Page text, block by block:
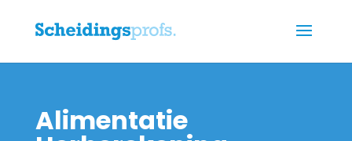
Alimentatie